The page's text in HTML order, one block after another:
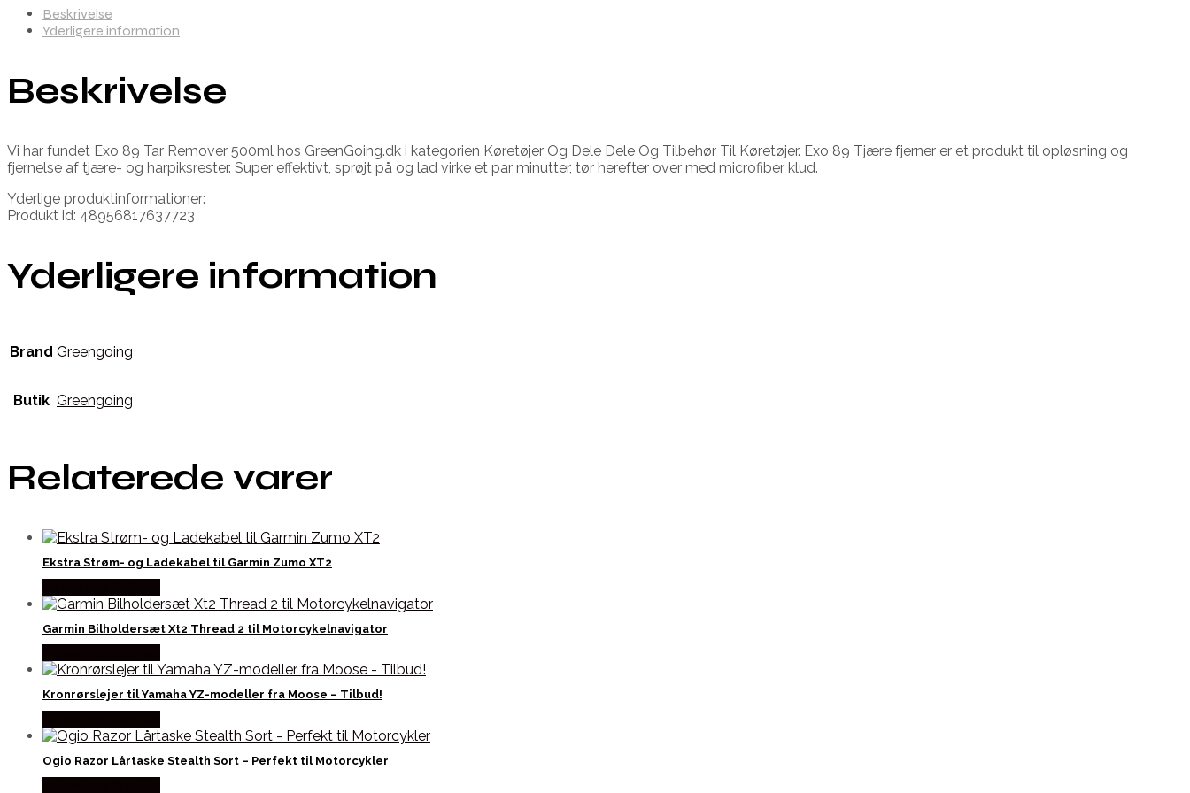
Beskrivelse
Yderligere information
Beskrivelse
Vi har fundet Exo 89 Tar Remover 500ml hos GreenGoing.dk i kategorien Køretøjer Og Dele Dele Og Tilbehør Til Køretøjer. Exo 89 Tjære fjerner er et produkt til opløsning og
fjernelse af tjære- og harpiksrester. Super effektivt, sprøjt på og lad virke et par minutter, tør herefter over med microfiber klud.
Yderlige produktinformationer:
Produkt id: 48956817637723
Yderligere information
Brand Greengoing
Butik Greengoing
Relaterede varer
Ekstra Strøm- og Ladekabel til Garmin Zumo XT2
Garmin Bilholdersæt Xt2 Thread 2 til Motorcykelnavigator
Kronrørslejer til Yamaha YZ-modeller fra Moose – Tilbud!
Ogio Razor Lårtaske Stealth Sort – Perfekt til Motorcykler